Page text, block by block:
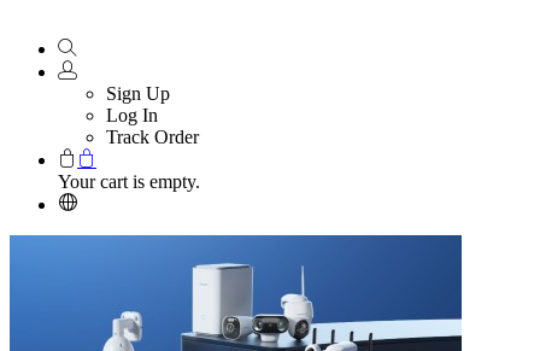
Sign Up
Log In
Track Order
Your cart is empty.